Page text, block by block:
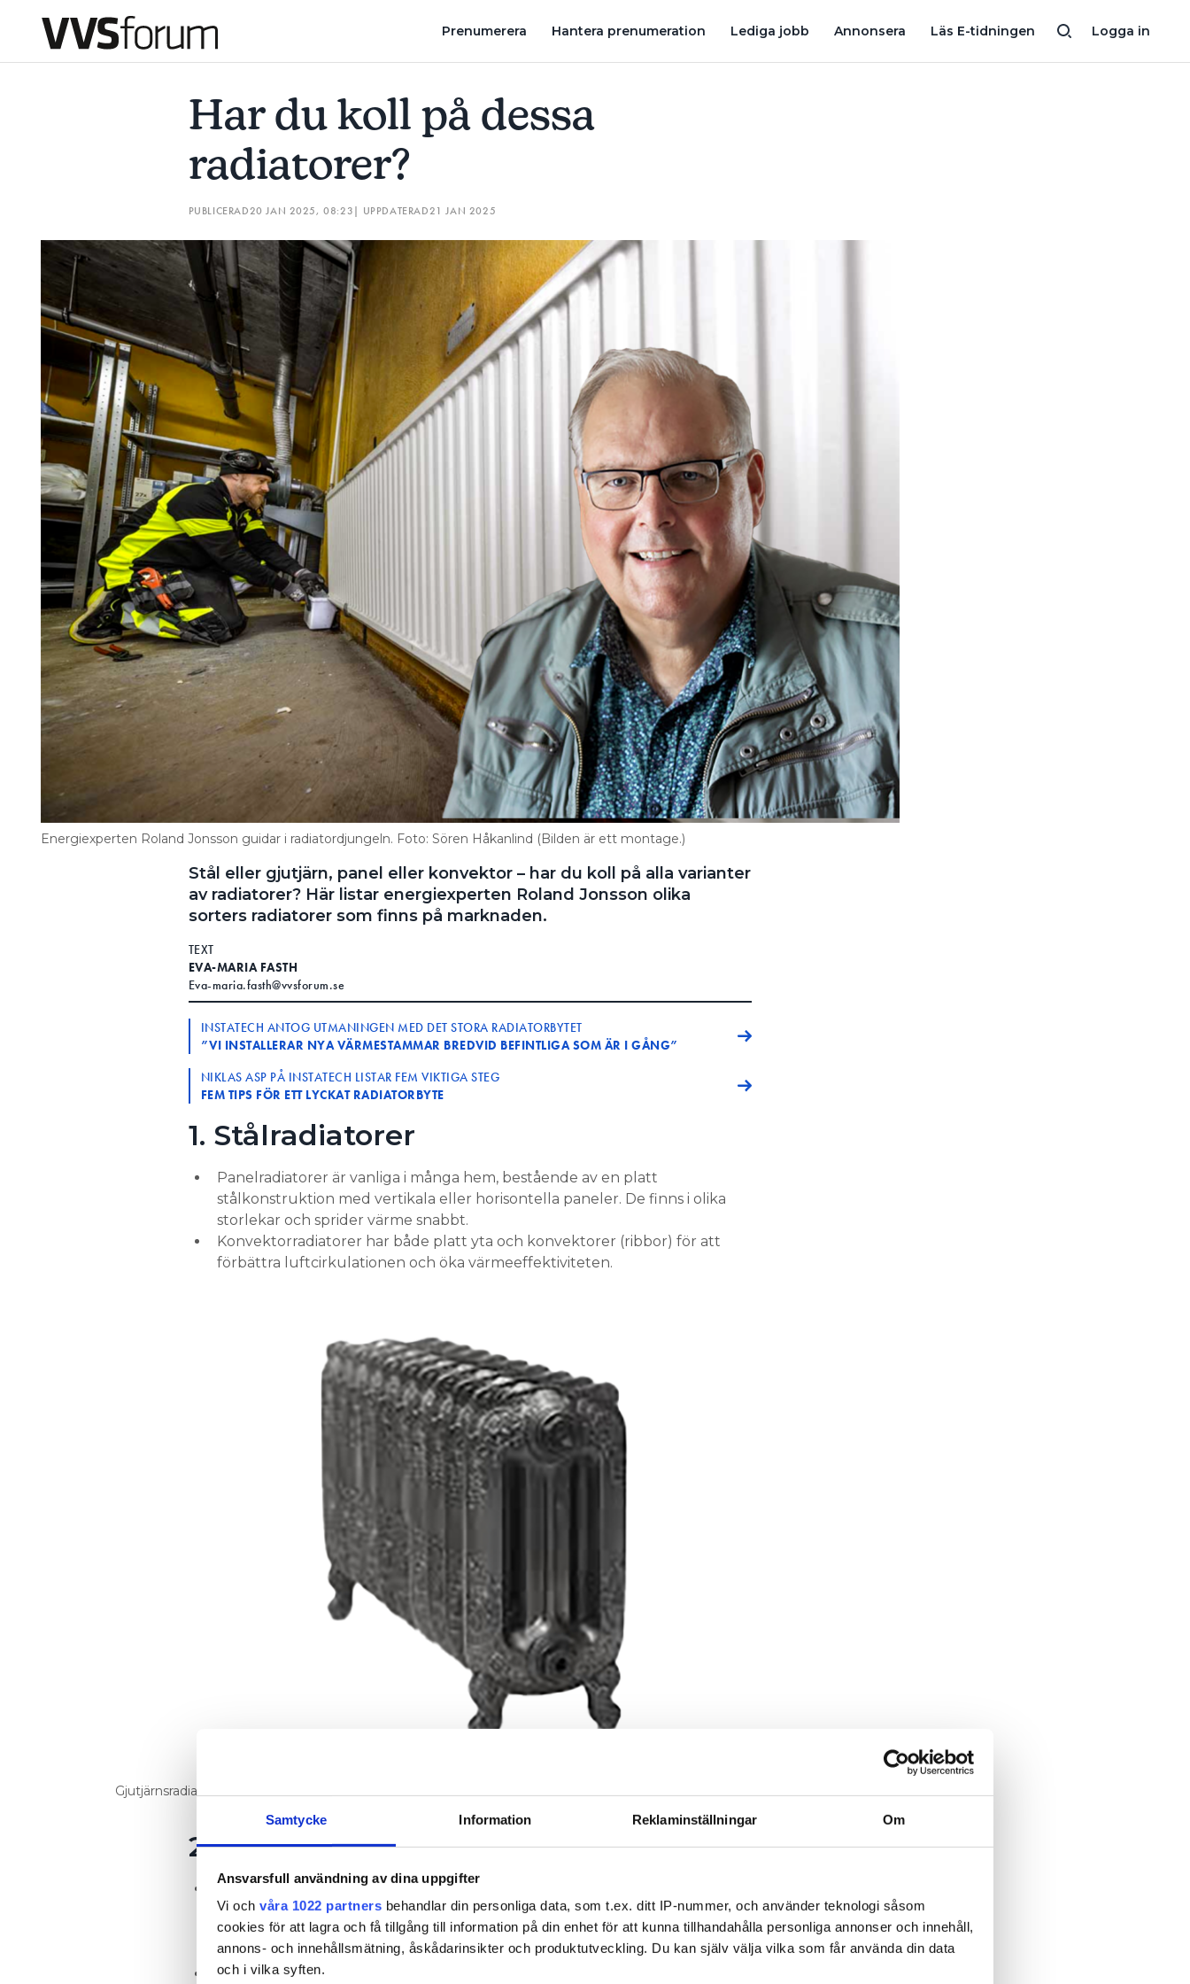
Samtycke Information Reklaminställningar Om
Ansvarsfull användning av dina uppgifter
Vi och våra 1022 partners behandlar din personliga data, som t.ex. ditt IP-nummer, och använder teknologi såsom
cookies för att lagra och få tillgång till information på din enhet för att kunna tillhandahålla personliga annonser och innehåll,
annons- och innehållsmätning, åskådarinsikter och produktutveckling. Du kan själv välja vilka som får använda din data
och i vilka syften.
Logga in
Prenumerera Hantera prenumeration Lediga jobb Annonsera Läs E-tidningen
Prenumerera
Hantera prenumeration
Annonsera
Läs E-tidningen
Om tidningen
Kontakt
Information om GDPR
Search for:
SEARCH
Har du koll på dessa
radiatorer?
PUBLICERAD20 JAN 2025, 08:23| UPPDATERAD21 JAN 2025
Energiexperten Roland Jonsson guidar i radiatordjungeln. Foto: Sören Håkanlind (Bilden är ett montage.)
Stål eller gjutjärn, panel eller konvektor – har du koll på alla varianter
av radiatorer? Här listar energiexperten Roland Jonsson olika
sorters radiatorer som finns på marknaden.
TEXT
EVA-MARIA FASTH
Eva-maria.fasth@vvsforum.se
INSTATECH ANTOG UTMANINGEN MED DET STORA RADIATORBYTET
”VI INSTALLERAR NYA VÄRMESTAMMAR BREDVID BEFINTLIGA SOM ÄR I GÅNG”
NIKLAS ASP PÅ INSTATECH LISTAR FEM VIKTIGA STEG
FEM TIPS FÖR ETT LYCKAT RADIATORBYTE
1. Stålradiatorer
Panelradiatorer är vanliga i många hem, bestående av en platt
stålkonstruktion med vertikala eller horisontella paneler. De finns i olika
storlekar och sprider värme snabbt.
Konvektorradiatorer har både platt yta och konvektorer (ribbor) för att
förbättra luftcirkulationen och öka värmeeffektiviteten.
Gjutjärnsradiator av äldre modell.
2. Gjutjärnsradiatorer
Klassiska gjutjärnsradiatorer är tunga och har ett rustikt utseende. De
håller värmen länge och är mycket hållbara. De har ofta en längre
uppvärmningstid, men kan bibehålla värmen efter att uppvärmningen har
stängts av.
Moderniserade gjutjärnsradiatorer kan vara mer kompakta än de klassiska
HAR DU KOLL PÅ DESSA RADIATORER? TVIST OM BADRUMSRENOVERING – PROGRAMLEDARE STÄMS PÅ 245 000 KRONOR OMFATTANDE VATTENSKADA I DUSCHEN – BOENDE FÅR